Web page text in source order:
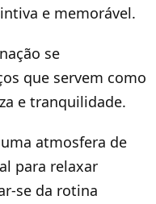
e memorável.
se
que servem como
e tranquilidade.
atmosfera de
para relaxar
se da rotina